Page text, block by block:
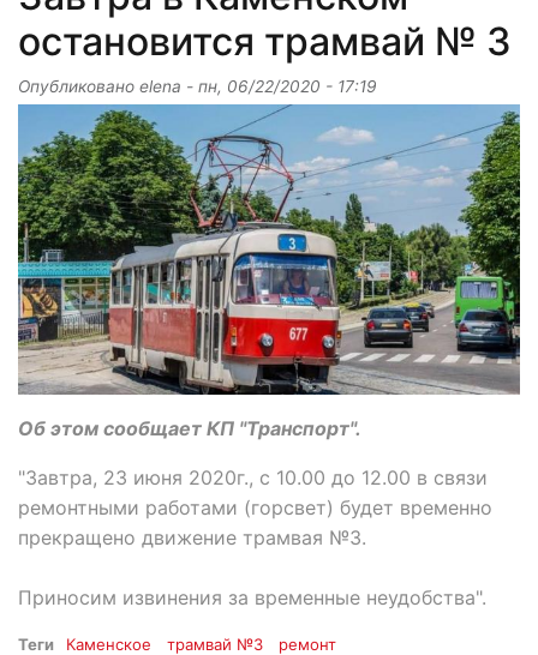
остановится трамвай № 3
Опубликовано elena - пн, 06/22/2020 - 17:19
Об этом сообщает КП "Транспорт".
"Завтра, 23 июня 2020г., с 10.00 до 12.00 в связи
ремонтными работами (горсвет) будет временно
прекращено движение трамвая №3.
Приносим извинения за временные неудобства".
Теги Каменское трамвай №3 ремонт